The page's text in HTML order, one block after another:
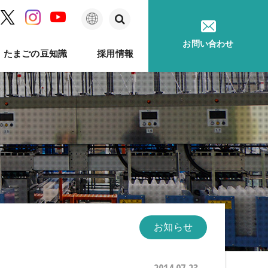
ルのあゆみ
種鶏孵卵 卵質測定 ソフトウェア 印字機
たまごの豆知識
事例ハンドブック 卵が届くまで
採用情報
メッセージ 採用に関するお問い合わせ
語
お問い合わせ
お知らせ